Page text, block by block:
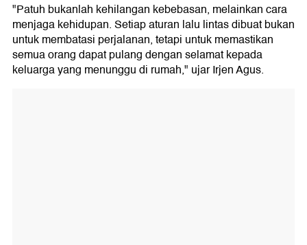
"Patuh bukanlah kehilangan kebebasan, melainkan cara
menjaga kehidupan. Setiap aturan lalu lintas dibuat bukan
untuk membatasi perjalanan, tetapi untuk memastikan
semua orang dapat pulang dengan selamat kepada
keluarga yang menunggu di rumah," ujar Irjen Agus.